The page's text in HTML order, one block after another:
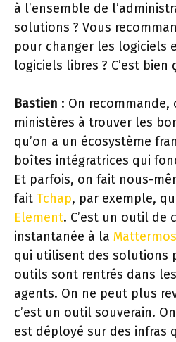
à l’ensemble de
solutions ? Vous
pour changer les logiciels
logiciels libres ? C’est bien
Bastien : On recommande,
ministères à trouver les
qu’on a un écosystème
boîtes intégratrices qui
Et parfois, on fait nous-
fait Tchap, par exemple,
Element. C’est un outil de
instantanée à la
qui utilisent des solutions
outils sont rentrés dans
agents. On ne peut plus
c’est un outil souverain.
est déployé sur des infras